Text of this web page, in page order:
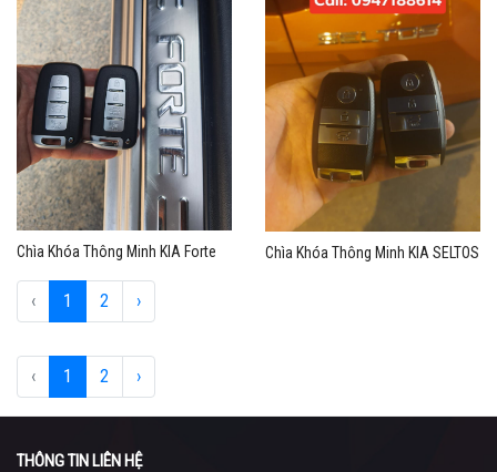
Chìa Khóa Thông Minh KIA Forte Chìa Khóa Thông Minh KIA SELTOS
‹ 1 2 ›
‹ 1 2 ›
THÔNG TIN LIÊN HỆ